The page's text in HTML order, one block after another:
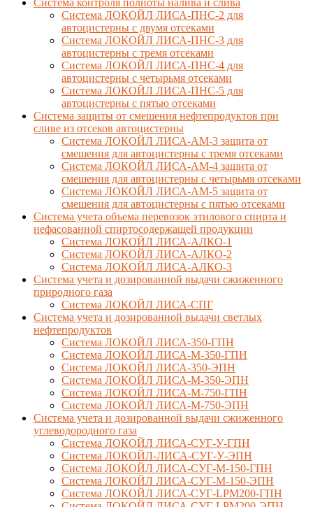
Система ЛОКОЙЛ ЛИСА-ПНС-2 для
автоцистерны с двумя отсеками
Система ЛОКОЙЛ ЛИСА-ПНС-3 для
автоцистерны с тремя отсеками
Система ЛОКОЙЛ ЛИСА-ПНС-4 для
автоцистерны с четырьмя отсеками
Система ЛОКОЙЛ ЛИСА-ПНС-5 для
автоцистерны с пятью отсеками
Система защиты от смешения нефтепродуктов при
сливе из отсеков автоцистерны
Система ЛОКОЙЛ ЛИСА-AM-3 защита от
смешения для автоцистерны с тремя отсеками
Система ЛОКОЙЛ ЛИСА-AM-4 защита от
смешения для автоцистерны с четырьмя отсеками
Система ЛОКОЙЛ ЛИСА-AM-5 защита от
смешения для автоцистерны с пятью отсеками
Система учета объема перевозок этилового спирта и
нефасованной спиртосодержащей продукции
Система ЛОКОЙЛ ЛИСА-AЛКО-1
Система ЛОКОЙЛ ЛИСА-АЛКО-2
Система ЛОКОЙЛ ЛИСА-АЛКО-3
Система учета и дозированной выдачи сжиженного
природного газа
Система ЛОКОЙЛ ЛИСА-СПГ
Система учета и дозированной выдачи светлых
нефтепродуктов
Система ЛОКОЙЛ ЛИСА-350-ГПН
Система ЛОКОЙЛ ЛИСА-М-350-ГПН
Система ЛОКОЙЛ ЛИСА-350-ЭПН
Система ЛОКОЙЛ ЛИСА-М-350-ЭПН
Система ЛОКОЙЛ ЛИСА-М-750-ГПН
Система ЛОКОЙЛ ЛИСА-М-750-ЭПН
Система учета и дозированной выдачи сжиженного
углеводородного газа
Система ЛОКОЙЛ ЛИСА-СУГ-У-ГПН
Система ЛОКОЙЛ-ЛИСА-СУГ-У-ЭПН
Система ЛОКОЙЛ ЛИСА-СУГ-М-150-ГПН
Система ЛОКОЙЛ ЛИСА-СУГ-М-150-ЭПН
Система ЛОКОЙЛ ЛИСА-СУГ-LPM200-ГПН